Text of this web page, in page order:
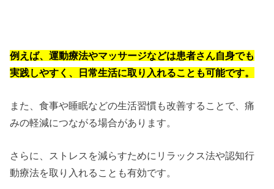
例えば、運動療法やマッサージなどは患者さん自身でも
実践しやすく、日常生活に取り入れることも可能です。
また、食事や睡眠などの生活習慣も改善することで、痛
みの軽減につながる場合があります。
さらに、ストレスを減らすためにリラックス法や認知行
動療法を取り入れることも有効です。